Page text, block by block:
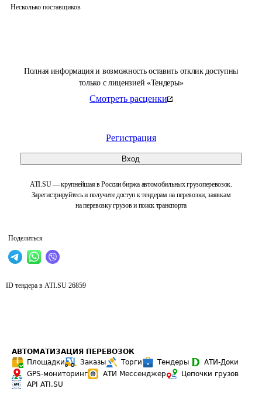
Полная информация и возможность оставить отклик доступны
только с лицензией «Тендеры»
Смотреть расценки
Регистрация
Вход
ATI.SU — крупнейшая в России биржа автомобильных грузоперевозок.
Зарегистрируйтесь и получите доступ к тендерам на перевозки, заявкам
на перевозку грузов и поиск транспорта
Поделиться
Несколько поставщиков
ID тендера в ATI.SU 26859
АВТОМАТИЗАЦИЯ ПЕРЕВОЗОК
Площадки
Заказы Торги Тендеры
АТИ-Доки
GPS-мониторинг
АТИ Мессенджер
Цепочки грузов
API ATI.SU